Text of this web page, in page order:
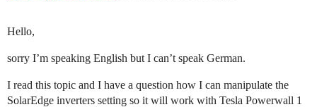
Hello,
sorry I’m speaking English but I can’t speak German.
I read this topic and I have a question how I can manipulate the
SolarEdge inverters setting so it will work with Tesla Powerwall 1